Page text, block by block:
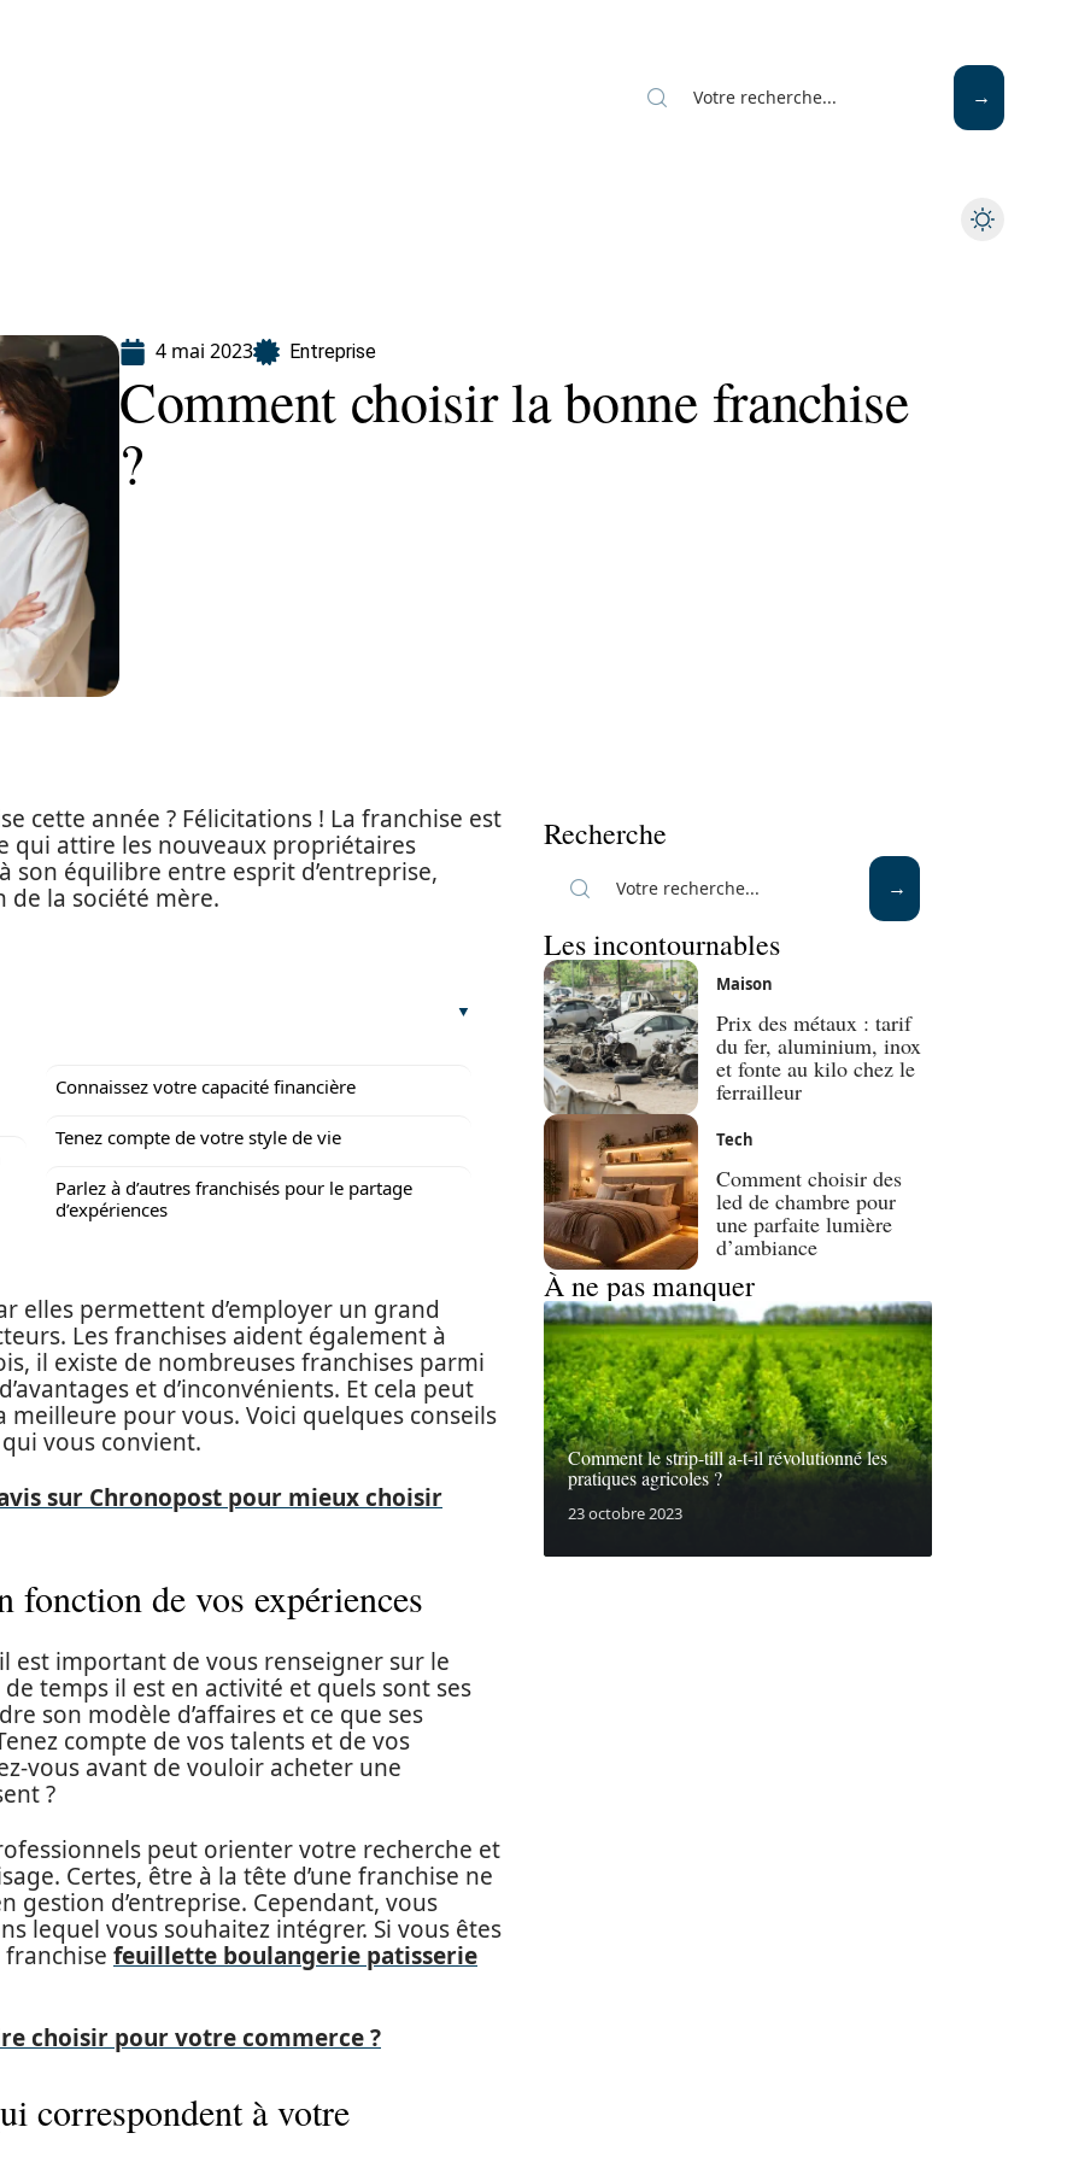
4 mai 2023 Entreprise
Comment choisir la bonne franchise
?
cette année ? Félicitations ! La franchise est
qui attire les nouveaux propriétaires
son équilibre entre esprit d’entreprise,
de la société mère.
Connaissez votre capacité financière
Tenez compte de votre style de vie
Parlez à d’autres franchisés pour le partage
d’expériences
elles permettent d’employer un grand
Les franchises aident également à
il existe de nombreuses franchises parmi
et d’inconvénients. Et cela peut
pour vous. Voici quelques conseils
vous convient.
sur Chronopost pour mieux choisir
fonction de vos expériences
est important de vous renseigner sur le
temps il est en activité et quels sont ses
son modèle d’affaires et ce que ses
compte de vos talents et de vos
vous avant de vouloir acheter une
?
peut orienter votre recherche et
Certes, être à la tête d’une franchise ne
gestion d’entreprise. Cependant, vous
lequel vous souhaitez intégrer. Si vous êtes
feuillette boulangerie patisserie
choisir pour votre commerce ?
correspondent à votre
Recherche
Les incontournables
Maison
Prix des métaux : tarif
du fer, aluminium, inox
et fonte au kilo chez le
ferrailleur
Tech
Comment choisir des
led de chambre pour
une parfaite lumière
d’ambiance
À ne pas manquer
Comment le strip-till a-t-il révolutionné les
pratiques agricoles ?
23 octobre 2023